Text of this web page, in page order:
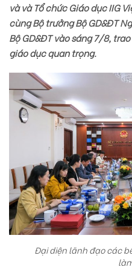
vàvàTổ chức Giáo dục IIG
cùng Bộ trưởng Bộ GD&ĐT
Bộ GD&ĐT vào sáng 7/8,
giáo dục quan trọng.
Đại diện lãnh đạo các